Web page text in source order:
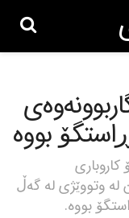
بووە
لە وتووێژی لە گەڵ
بووە.